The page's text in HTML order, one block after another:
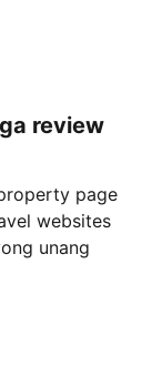
review
page
websites
unang